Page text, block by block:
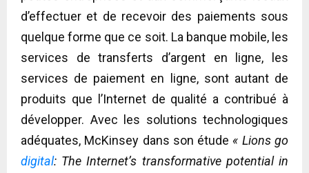
d’effectuer et de recevoir des paiements sous
quelque forme que ce soit. La banque mobile, les
services de transferts d’argent en ligne, les
services de paiement en ligne, sont autant de
produits que l’Internet de qualité a contribué à
développer. Avec les solutions technologiques
adéquates, McKinsey dans son étude « Lions go
digital: The Internet’s transformative potential in